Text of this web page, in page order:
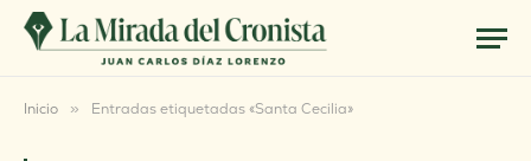
Inicio » Entradas etiquetadas «Santa Cecilia»